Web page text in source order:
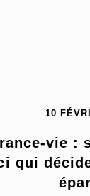
10
vie :
qui